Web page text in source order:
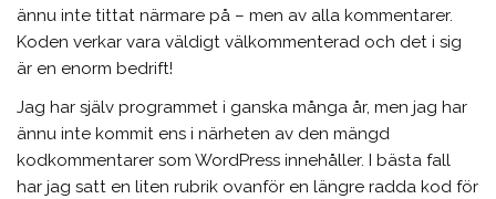
ännu inte tittat närmare på – men av alla kommentarer.
Koden verkar vara väldigt välkommenterad och det i sig
är en enorm bedrift!
Jag har själv programmet i ganska många år, men jag har
ännu inte kommit ens i närheten av den mängd
kodkommentarer som WordPress innehåller. I bästa fall
har jag satt en liten rubrik ovanför en längre radda kod för